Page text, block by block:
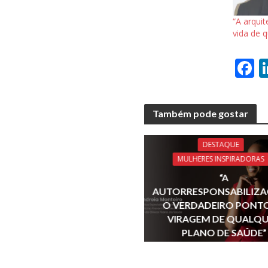
“A
vida de
F
e
b
o
o
k
Também pode gostar
DESTAQUE
MULHERES INSPIRADORAS
“A
O VERDADEIRO
VIRAGEM DE
PLANO DE SAÚDE”